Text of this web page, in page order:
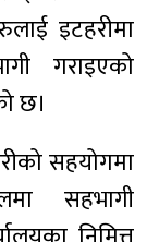
इटहरीमा
गराइएको
छ।
सहयोगमा
सहभागी